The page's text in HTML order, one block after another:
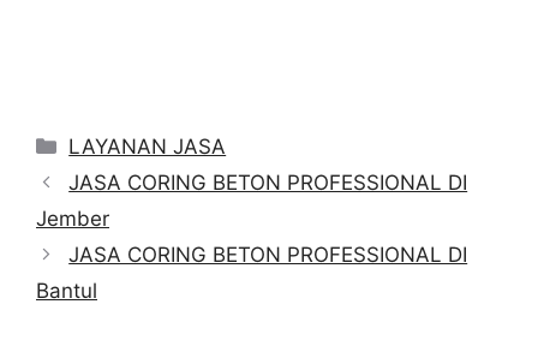
Categories
LAYANAN JASA
JASA CORING BETON PROFESSIONAL DI
Jember
JASA CORING BETON PROFESSIONAL DI
Bantul